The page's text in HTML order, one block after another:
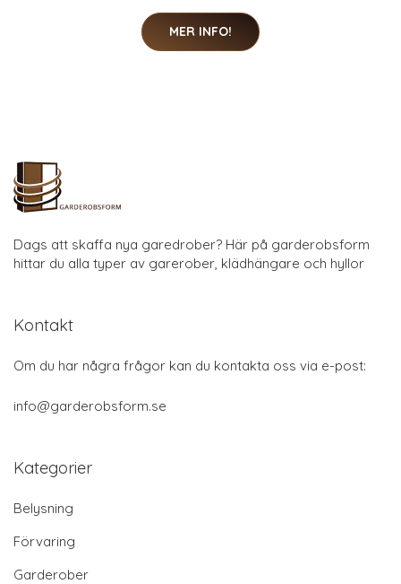
MER INFO!
Dags att skaffa nya garedrober? Här på garderobsform
hittar du alla typer av garerober, klädhängare och hyllor
Kontakt
Om du har några frågor kan du kontakta oss via e-post:
info@garderobsform.se
Kategorier
Belysning
Förvaring
Garderober